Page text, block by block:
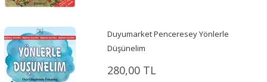
Duyumarket Penceresey Yönlerle
Düşünelim
280,00 TL